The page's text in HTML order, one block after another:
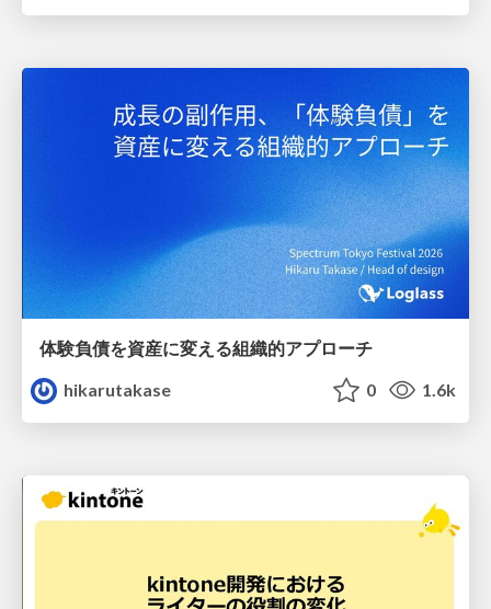
体験負債を資産に変える組織的アプローチ
hikarutakase
0 1.6k